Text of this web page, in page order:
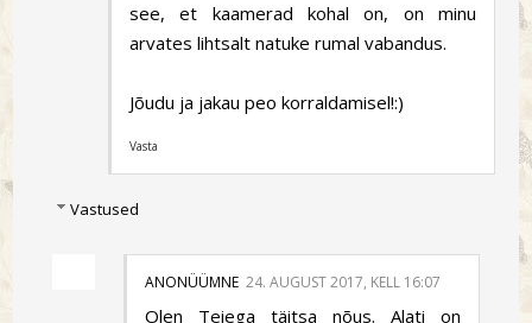
see, et kaamerad kohal on, on minu
arvates lihtsalt natuke rumal vabandus.
Jõudu ja jakau peo korraldamisel!:)
Vasta
Vastused
ANONÜÜMNE 24. AUGUST 2017, KELL 16:07
Olen Teiega täitsa nõus. Alati on